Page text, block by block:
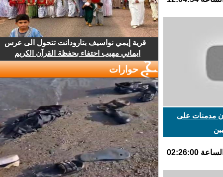
مدمنات على
قرية إيمي نواسيف بتارودانت تتحول الى عرس
ايماني مهيب احتفاء بحفظة القرآن الكريم
حوارات